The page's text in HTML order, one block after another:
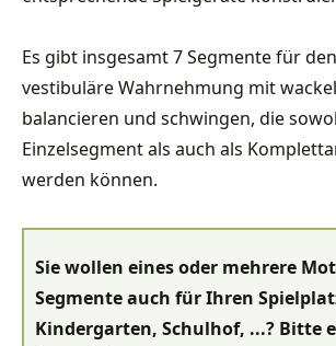
Es gibt insgesamt 7 Segmente für
vestibuläre Wahrnehmung mit
balancieren und schwingen, die
Einzelsegment als auch als
werden können.
Sie wollen eines oder mehrere
Segmente auch für Ihren
Kindergarten, Schulhof, ...? Bitte